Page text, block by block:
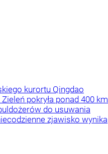
kurortu Qingdao
pokryła ponad 400 km
do usuwania
zjawisko wynika